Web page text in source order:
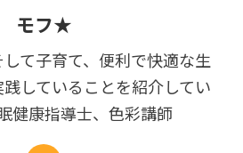
モフ★
て子育て、便利で快適な生
していることを紹介してい
健康指導士、色彩講師